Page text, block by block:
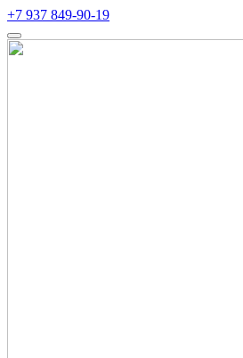
+7 937 849-90-19